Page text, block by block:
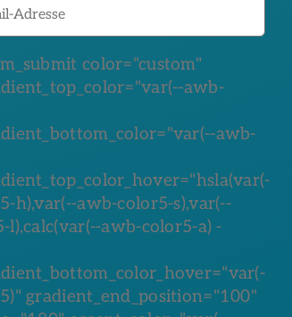
color="custom"
awb-
awb-
h),var(--awb-color5-s),var(--
l),calc(var(--awb-color5-a) -
gradient_end_position="100"